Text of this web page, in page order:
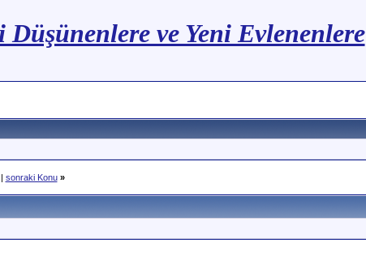
ve Yeni Evlenenlere
sonraki Konu »